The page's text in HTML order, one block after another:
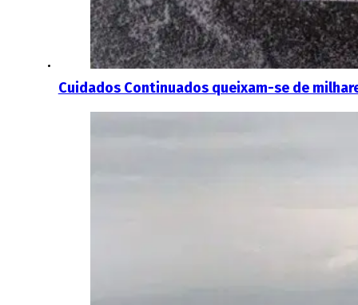
Cuidados Continuados queixam-se de